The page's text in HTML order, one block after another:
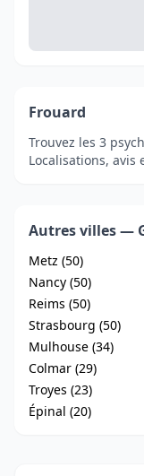
Frouard
Trouvez les 3
Localisations, avis
Autres villes —
Metz (50)
Nancy (50)
Reims (50)
Strasbourg (50)
Mulhouse (34)
Colmar (29)
Troyes (23)
Épinal (20)